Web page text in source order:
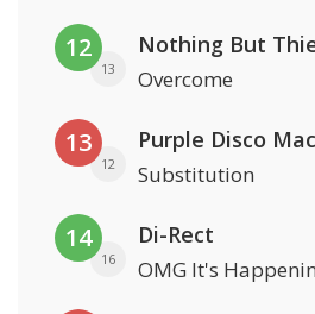
12
13
Nothing But
Overcome
13
12
Purple Disco
Substitution
14
16
Di-Rect
OMG It's